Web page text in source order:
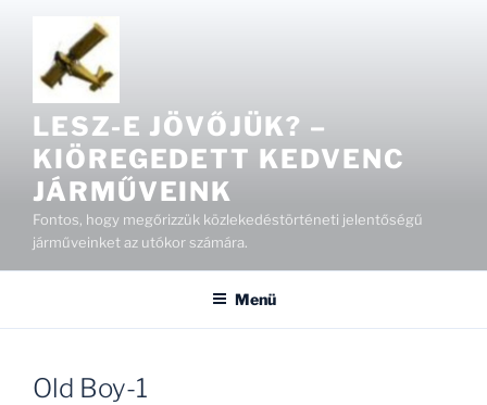
LESZ-E JÖVŐJÜK? –
KIÖREGEDETT KEDVENC
JÁRMŰVEINK
Fontos, hogy megőrizzük közlekedéstörténeti jelentőségű
járműveinket az utókor számára.
Menü
Old Boy-1